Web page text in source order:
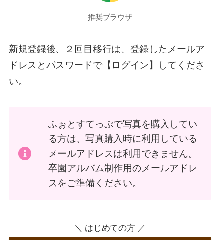
推奨ブラウザ
新規登録後、２回目移行は、登録したメールア
ドレスとパスワードで【ログイン】してくださ
い。
ふぉとすてっぷで写真を購入してい
る方は、写真購入時に利用している
メールアドレスは利用できません。
卒園アルバム制作用のメールアドレ
スをご準備ください。
＼ はじめての方 ／